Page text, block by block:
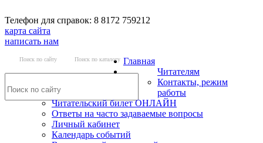
Телефон для справок: 8 8172 759212
карта сайта
написать нам
Поиск по сайту Поиск по каталогу Главная
Читателям
Контакты, режим
работы
Читательский билет ОНЛАЙН
Ответы на часто задаваемые вопросы
Личный кабинет
Календарь событий